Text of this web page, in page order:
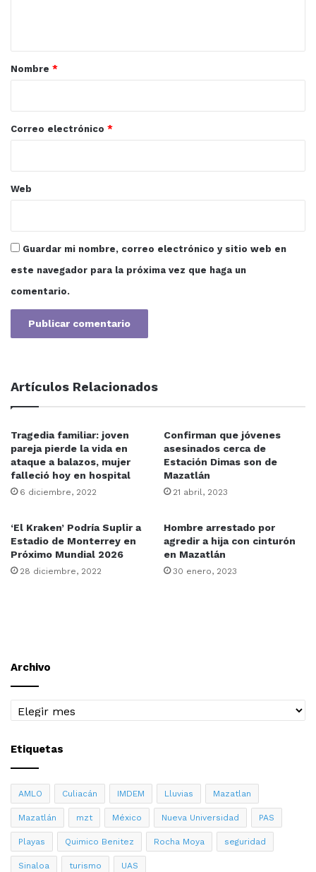
r
*
Nombre *
Correo electrónico *
Web
Guardar mi nombre, correo electrónico y sitio web en
este navegador para la próxima vez que haga un
comentario.
Artículos Relacionados
Tragedia familiar: joven
pareja pierde la vida en
ataque a balazos, mujer
falleció hoy en hospital
6 diciembre, 2022
Confirman que jóvenes
asesinados cerca de
Estación Dimas son de
Mazatlán
21 abril, 2023
‘El Kraken’ Podría Suplir a
Estadio de Monterrey en
Próximo Mundial 2026
28 diciembre, 2022
Hombre arrestado por
agredir a hija con cinturón
en Mazatlán
30 enero, 2023
Archivo
Archivo
Etiquetas
AMLO Culiacán IMDEM Lluvias Mazatlan
Mazatlán mzt México Nueva Universidad PAS
Playas Quimico Benitez Rocha Moya seguridad
Sinaloa turismo UAS